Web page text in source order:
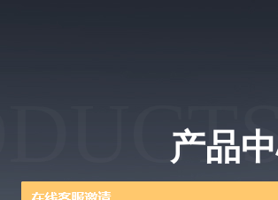
产品